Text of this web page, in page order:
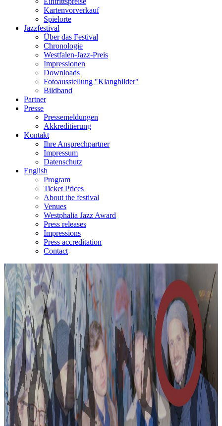
Kartenvorverkauf
Spielorte
Jazzfestival
Über das Festival
Chronologie
Westfalen-Jazz-Preis
Impressionen
Downloads
Fotoausstellung "Klangbilder"
Bildband
Partner
Presse
Pressemeldungen
Akkreditierung
Kontakt
Ihre Ansprechpartner
Impressum
Datenschutz
English
Program
Ticket Prices
About the festival
Venues
Westphalia Jazz Award
Press releases
Impressions
Press accreditation
Contact